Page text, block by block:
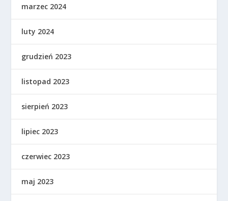
marzec 2024
luty 2024
grudzień 2023
listopad 2023
sierpień 2023
lipiec 2023
czerwiec 2023
maj 2023